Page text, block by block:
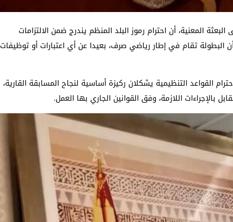
المعنية، أن احترام رموز البلد المنظم يندرج ضمن الالتزامات
البطولة تقام في إطار رياضي صرف، بعيدا عن أي اعتبارات أو توظيفات
القواعد التنظيمية يشكلان ركيزة أساسية لنجاح المسابقة القارية،
اللازمة، وفق القوانين الجاري بها العمل.